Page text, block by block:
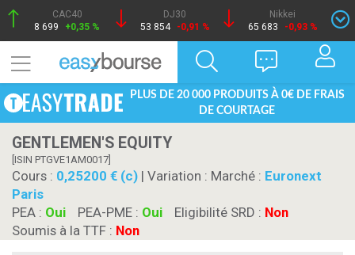
CAC40
8 699
+0,35 %
DJ30
53 854 -0,91 %
Nikkei
65 683
-0,93 %
PLUS DE 20 000 PRODUITS À 0€ DE FRAIS
DE COURTAGE
GENTLEMEN'S EQUITY
[ISIN PTGVE1AM0017]
Cours : 0,25200 € (c) | Variation : Marché : Euronext
Paris
PEA : Oui PEA-PME : Oui Eligibilité SRD : Non
Soumis à la TTF : Non